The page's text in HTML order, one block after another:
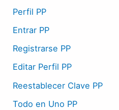
Perfil PP
Entrar PP
Registrarse PP
Editar Perfil PP
Reestablecer Clave PP
Todo en Uno PP